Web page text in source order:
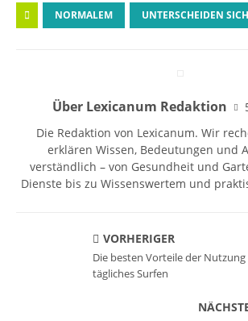
NORMALEM UNTERSCHEIDEN
Über Lexicanum Redaktion
Die Redaktion von Lexicanum. Wir
erklären Wissen, Bedeutungen und
verständlich – von Gesundheit und
Dienste bis zu Wissenswertem und
VORHERIGER
Die besten Vorteile der
tägliches Surfen